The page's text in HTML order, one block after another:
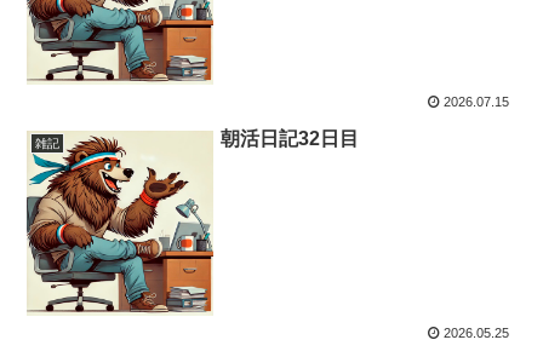
2026.07.15
雑記 朝活日記32日目
2026.05.25